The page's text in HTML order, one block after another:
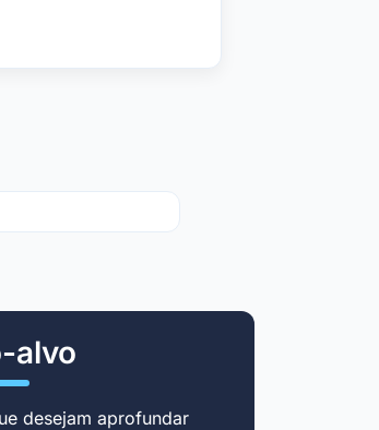
alvo
desejam aprofundar